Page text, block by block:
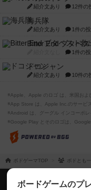
紹介文あり 12件の
海兵隊
紹介文あり 1件の
Bitter End ブタペ
1件の
ドコジャン
紹介文あり 10件の
※Apple、Apple のロゴ は、米国およ
※App Store は、Apple Inc.のサービ
※Android は、グーグル インコーポレ
※Google Play とそのロゴは、
ボドゲーマTOP ボドとも
ボードゲームのプ
ボドゲーマTOP